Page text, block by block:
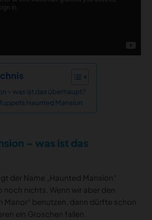
– was ist das überhaupt?
Haunted Mansion
– was ist das
der Name „Haunted Mansion“
noch nichts. Wenn wir aber den
Manor“ benutzen, dann dürfte schon
ein Groschen fallen.